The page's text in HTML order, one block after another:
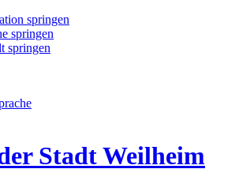
springen
springen
springen